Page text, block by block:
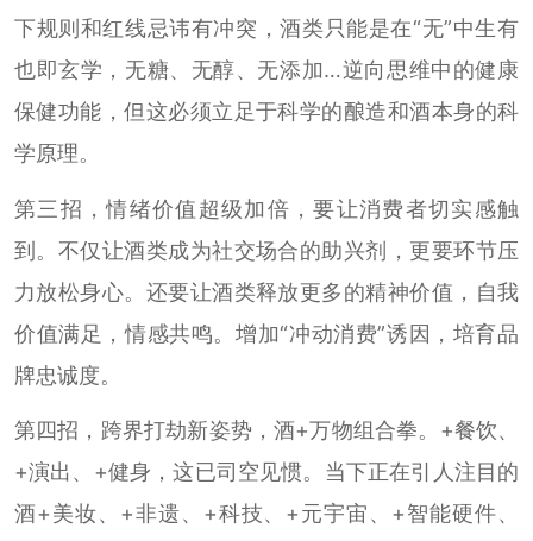
下规则和红线忌讳有冲突，酒类只能是在“无”中生有
也即玄学，无糖、无醇、无添加…逆向思维中的健康
保健功能，但这必须立足于科学的酿造和酒本身的科
学原理。
第三招，情绪价值超级加倍，要让消费者切实感触
到。不仅让酒类成为社交场合的助兴剂，更要环节压
力放松身心。还要让酒类释放更多的精神价值，自我
价值满足，情感共鸣。增加“冲动消费”诱因，培育品
牌忠诚度。
第四招，跨界打劫新姿势，酒+万物组合拳。+餐饮、
+演出、+健身，这已司空见惯。当下正在引人注目的
酒+美妆、+非遗、+科技、+元宇宙、+智能硬件、